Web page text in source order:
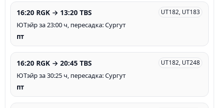
16:20 RGK → 13:20 TBS UT182, UT183
ЮТэйр за 23:00 ч, пересадка: Сургут
пт
16:20 RGK → 20:45 TBS UT182, UT248
ЮТэйр за 30:25 ч, пересадка: Сургут
пт